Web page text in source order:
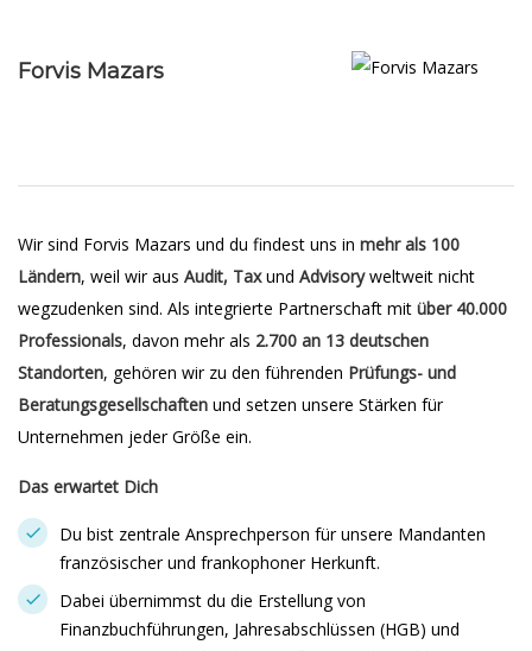
Forvis Mazars
Wir sind Forvis Mazars und du findest uns in mehr als 100
Ländern, weil wir aus Audit, Taxund Advisoryweltweit nicht
wegzudenken sind. Als integrierte Partnerschaft mit über 40.000
Professionals, davon mehr als 2.700 an 13 deutschen
Standorten, gehören wir zu den führenden Prüfungs- und
Beratungsgesellschaften und setzen unsere Stärken für
Unternehmen jeder Größe ein.
Das erwartet Dich
Du bist zentrale Ansprechperson für unsere Mandanten
französischer und frankophoner Herkunft.
Dabei übernimmst du die Erstellung von
Finanzbuchführungen, Jahresabschlüssen (HGB) und